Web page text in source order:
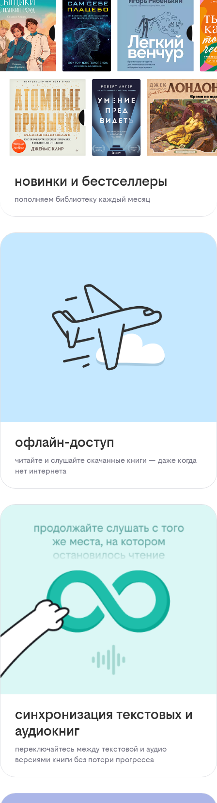
новинки и бестселлеры
пополняем библиотеку каждый месяц
офлайн-доступ
читайте и слушайте скачанные книги — даже когда
нет интернета
синхронизация текстовых и
аудиокниг
переключайтесь между текстовой и аудио
версиями книги без потери прогресса